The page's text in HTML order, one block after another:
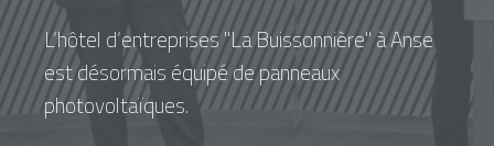
L’hôtel d’entreprises "La Buissonnière" à Anse
est désormais équipé de panneaux
photovoltaïques.